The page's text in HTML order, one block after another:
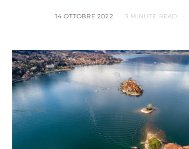
14 OTTOBRE 2022 3 MINUTE READ